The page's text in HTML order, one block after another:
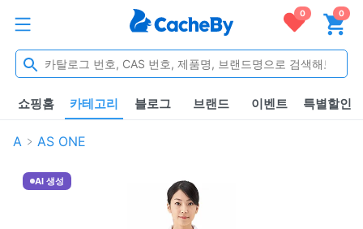
0 0
쇼핑홈 카테고리 블로그 브랜드 이벤트 특별할인
A AS ONE
AI 생성